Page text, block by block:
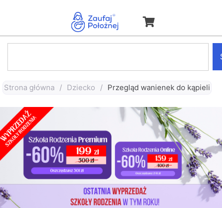
Strona główna / Dziecko / Przegląd wanienek do kąpieli